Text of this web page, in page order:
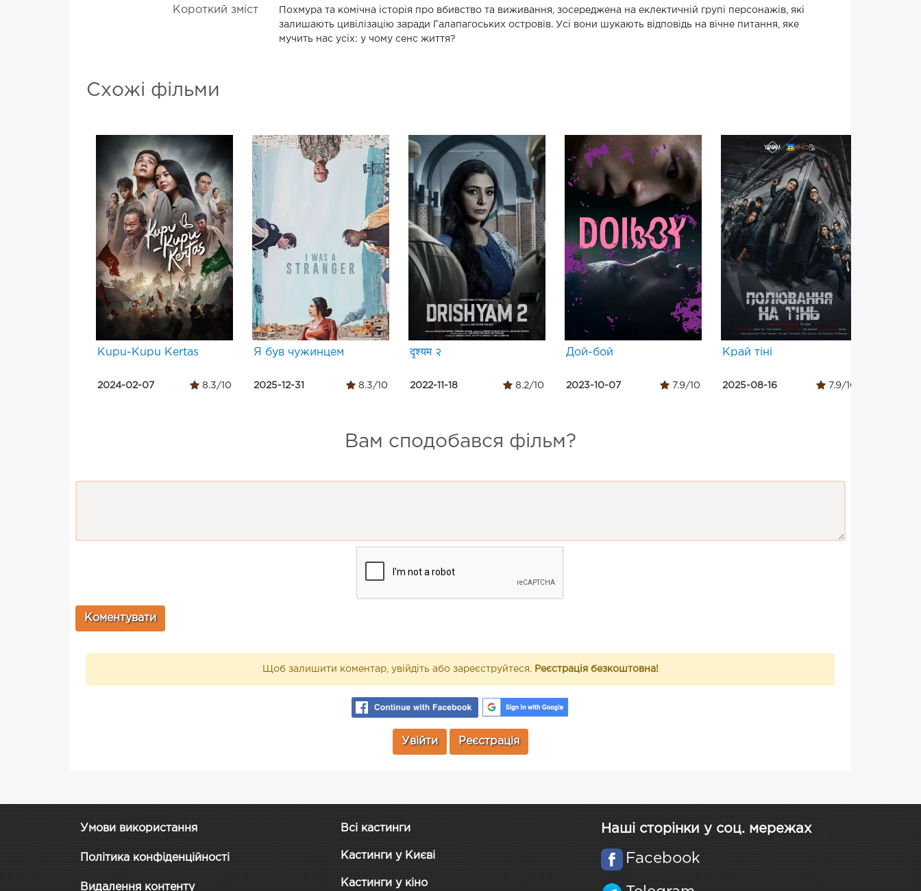
Короткий зміст
Похмура та комічна історія про вбивство та виживання, зосереджена на еклектичній групі персонажів, які
залишають цивілізацію заради Галапагоських островів. Усі вони шукають відповідь на вічне питання, яке
мучить нас усіх: у чому сенс життя?
Схожі фільми
Kupu-Kupu Kertas
2024-02-07 8.3/10
Я був чужинцем
2025-12-31 8.3/10
दृश्यम २
2022-11-18 8.2/10
Дой-бой
2023-10-07 7.9/10
Край тіні
2025-08-16 7.9/10
Вам сподобався фільм?
Щоб залишити коментар, увійдіть або зареєструйтеся. Реєстрація безкоштовна!
Увійти Реєстрація
Умови використання
Політика конфіденційності
Видалення контенту
Всі кастинги
Кастинги у Києві
Кастинги у кіно
Наші сторінки у соц. мережах
Facebook